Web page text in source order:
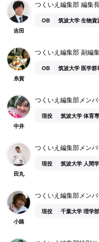
吉田
つくいえ編集部 編集
OB 筑波大学 生物資
糸賀
つくいえ編集部 副編
OB 筑波大学 医学群
中井
つくいえ編集部メンバ
現役 筑波大学 体育
田丸
つくいえ編集部メンバ
現役 筑波大学 人間
小路
つくいえ編集部メンバ
現役 千葉大学 理学